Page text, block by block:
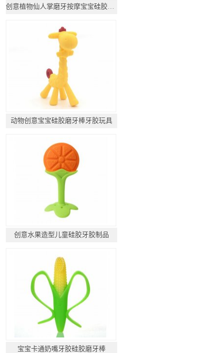
创意植物仙人掌磨牙按摩宝宝硅胶咬胶制品
动物创意宝宝硅胶磨牙棒牙胶玩具
创意水果造型儿童硅胶牙胶制品
宝宝卡通奶嘴牙胶硅胶磨牙棒